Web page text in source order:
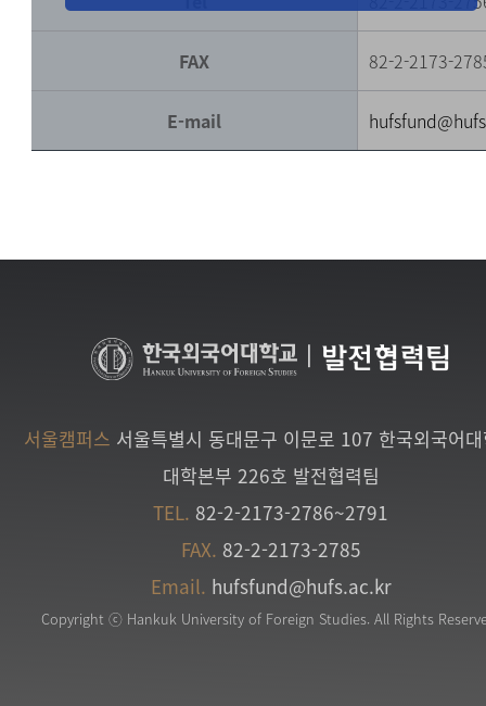
FAX 82-2-2173-
E-mail
발전협력팀
서울캠퍼스 서울특별시 동대문구 이문로 107 한국외국어
대학본부 226호 발전협력팀
TEL. 82-2-2173-2786~2791
FAX. 82-2-2173-2785
Email. hufsfund@hufs.ac.kr
Copyright ⓒ Hankuk University of Foreign Studies. All Rights